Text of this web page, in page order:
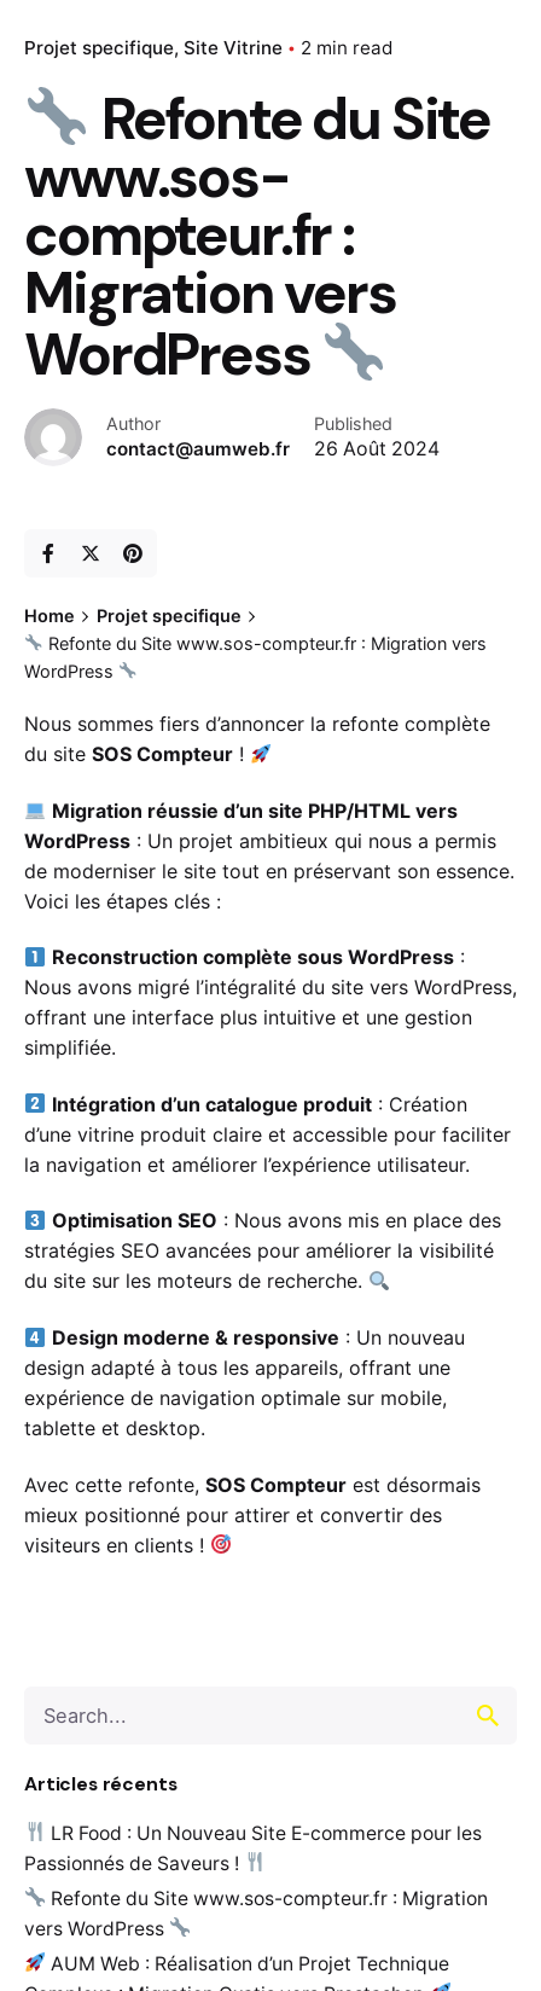
Projet specifique Site Vitrine 2 min read
Refonte du Site
www.sos-
compteur.fr :
Migration vers
WordPress
Author
contact@aumweb.fr
Published
26 Août 2024
Home
Projet specifique
Refonte du Site www.sos-compteur.fr : Migration vers
WordPress
for
Articles récents
LR Food : Un Nouveau Site E-commerce pour les
Passionnés de Saveurs !
Refonte du Site www.sos-compteur.fr : Migration
vers WordPress
AUM Web : Réalisation d’un Projet Technique
Nous sommes fiers d’annoncer la refonte complète
du site SOS Compteur !
Migration réussie d’un site PHP/HTML vers
WordPress : Un projet ambitieux qui nous a permis
de moderniser le site tout en préservant son essence.
Voici les étapes clés :
Reconstruction complète sous WordPress :
Nous avons migré l’intégralité du site vers WordPress,
offrant une interface plus intuitive et une gestion
simplifiée.
Intégration d’un catalogue produit : Création
d’une vitrine produit claire et accessible pour faciliter
la navigation et améliorer l’expérience utilisateur.
Optimisation SEO : Nous avons mis en place des
stratégies SEO avancées pour améliorer la visibilité
du site sur les moteurs de recherche.
Design moderne & responsive : Un nouveau
design adapté à tous les appareils, offrant une
expérience de navigation optimale sur mobile,
tablette et desktop.
Avec cette refonte, SOS Compteur est désormais
mieux positionné pour attirer et convertir des
visiteurs en clients !